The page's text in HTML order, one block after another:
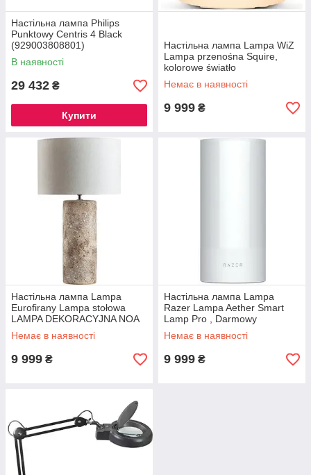
Настільна лампа Philips
Punktowy Centris 4 Black
(929003808801)
В наявності
29 432 ₴
Купити
Настільна лампа Lampa WiZ
Lampa przenośna Squire,
kolorowe światło
(929002690301)
Немає в наявності
9 999 ₴
Настільна лампа Lampa
Eurofirany Lampa stołowa
LAMPA DEKORACYJNA NOA
(03) (FI) 42X73 CM
KREMOWY
Немає в наявності
9 999 ₴
Настільна лампа Lampa
Razer Lampa Aether Smart
Lamp Pro , Darmowy
Transport!
(Rz4304080100Rgwb)
Немає в наявності
9 999 ₴